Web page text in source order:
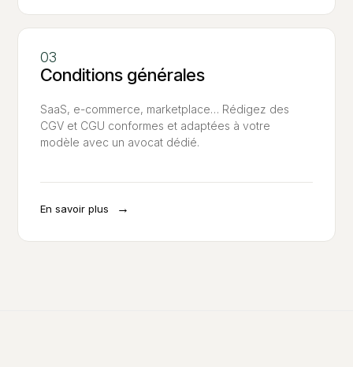
Conditions générales
SaaS, e-commerce, marketplace… Rédigez des
CGV et CGU conformes et adaptées à votre
modèle avec un avocat dédié.
En savoir plus →